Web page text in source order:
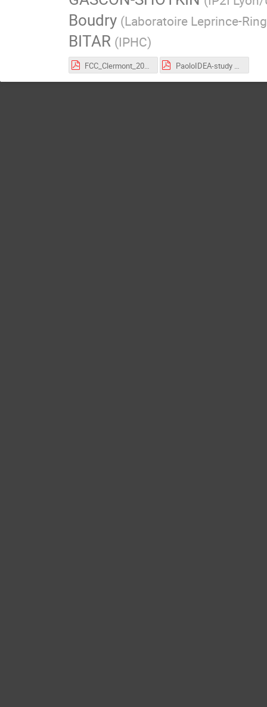
Boudry (Laboratoire Leprince-
BITAR (IPHC)
FCC_Clermont_2026.pdf PaoloIDEA-study group-11th-meeting news_7.pdf